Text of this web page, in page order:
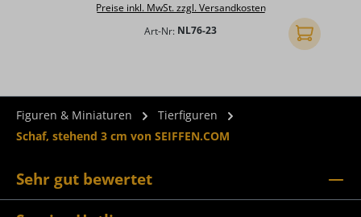
Preise inkl. MwSt. zzgl. Versandkosten
Art-Nr: NL76-23 In den
Figuren & Miniaturen
Tierfiguren
Schaf, stehend 3 cm von SEIFFEN.COM
Sehr gut bewertet